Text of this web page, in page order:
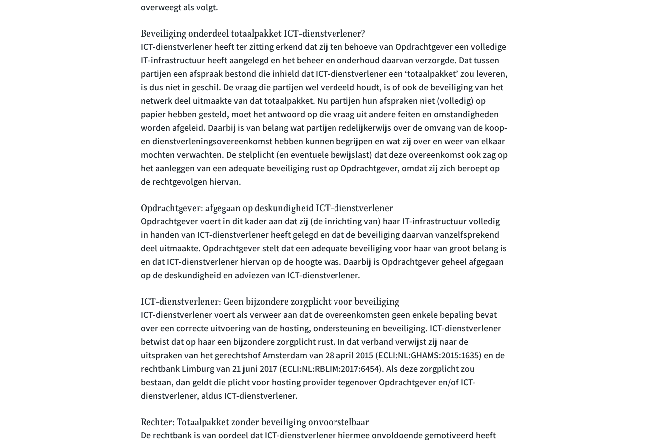
overweegt als volgt.
Beveiliging onderdeel totaalpakket ICT-dienstverlener?
ICT-dienstverlener heeft ter zitting erkend dat zij ten behoeve van Opdrachtgever een volledige
IT-infrastructuur heeft aangelegd en het beheer en onderhoud daarvan verzorgde. Dat tussen
partijen een afspraak bestond die inhield dat ICT-dienstverlener een ‘totaalpakket’ zou leveren,
is dus niet in geschil. De vraag die partijen wel verdeeld houdt, is of ook de beveiliging van het
netwerk deel uitmaakte van dat totaalpakket. Nu partijen hun afspraken niet (volledig) op
papier hebben gesteld, moet het antwoord op die vraag uit andere feiten en omstandigheden
worden afgeleid. Daarbij is van belang wat partijen redelijkerwijs over de omvang van de koop-
en dienstverleningsovereenkomst hebben kunnen begrijpen en wat zij over en weer van elkaar
mochten verwachten. De stelplicht (en eventuele bewijslast) dat deze overeenkomst ook zag op
het aanleggen van een adequate beveiliging rust op Opdrachtgever, omdat zij zich beroept op
de rechtgevolgen hiervan.
Opdrachtgever: afgegaan op deskundigheid ICT-dienstverlener
Opdrachtgever voert in dit kader aan dat zij (de inrichting van) haar IT-infrastructuur volledig
in handen van ICT-dienstverlener heeft gelegd en dat de beveiliging daarvan vanzelfsprekend
deel uitmaakte. Opdrachtgever stelt dat een adequate beveiliging voor haar van groot belang is
en dat ICT-dienstverlener hiervan op de hoogte was. Daarbij is Opdrachtgever geheel afgegaan
op de deskundigheid en adviezen van ICT-dienstverlener.
ICT-dienstverlener: Geen bijzondere zorgplicht voor beveiliging
ICT-dienstverlener voert als verweer aan dat de overeenkomsten geen enkele bepaling bevat
over een correcte uitvoering van de hosting, ondersteuning en beveiliging. ICT-dienstverlener
betwist dat op haar een bijzondere zorgplicht rust. In dat verband verwijst zij naar de
uitspraken van het gerechtshof Amsterdam van 28 april 2015 (ECLI:NL:GHAMS:2015:1635) en de
rechtbank Limburg van 21 juni 2017 (ECLI:NL:RBLIM:2017:6454). Als deze zorgplicht zou
bestaan, dan geldt die plicht voor hosting provider tegenover Opdrachtgever en/of ICT-
dienstverlener, aldus ICT-dienstverlener.
Rechter: Totaalpakket zonder beveiliging onvoorstelbaar
De rechtbank is van oordeel dat ICT-dienstverlener hiermee onvoldoende gemotiveerd heeft